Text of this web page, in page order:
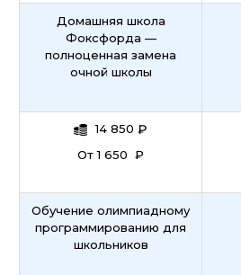
Домашняя школа
Фоксфорда —
полноценная замена
очной школы
14 850 ₽
От 1 650 ₽
Обучение олимпиадному
программированию для
школьников